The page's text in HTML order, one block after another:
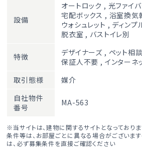
設備
オートロック , 光ファイ
宅配ボックス , 浴室換気
ウォシュレット , ディンプ
脱衣室 , バストイレ別
特徴 デザイナーズ , ペット相
保証人不要 , インターネ
取引態様
媒介
自社物件
番号
MA-563
※当サイトは、建物に関するサイトとなっておりま
条件等は、お部屋ごとに異なる場合がございま
は、必ず募集条件を直接ご確認ください